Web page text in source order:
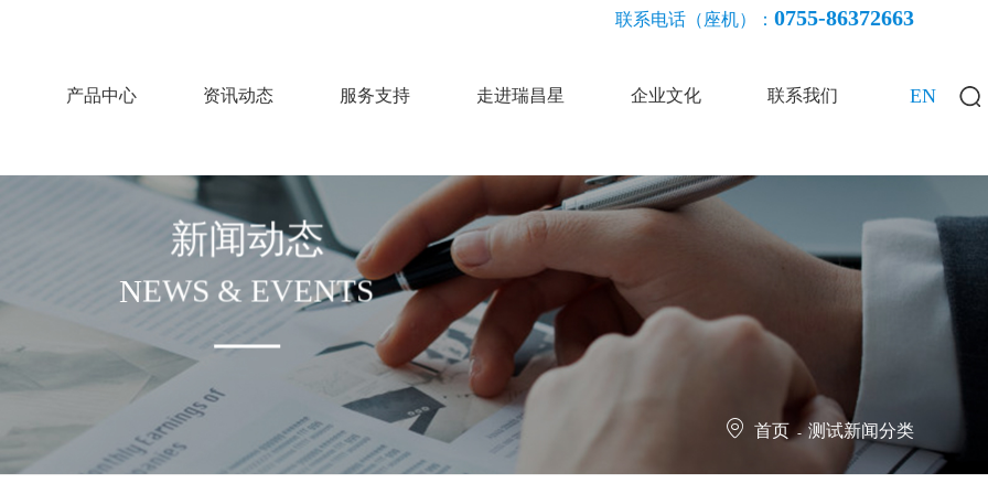
联系电话（座机）： 0755-86372663
产品中心 资讯动态 服务支持 走进瑞昌星 企业文化 联系我们 EN
新闻动态
NEWS & EVENTS
首页 - 测试新闻分类